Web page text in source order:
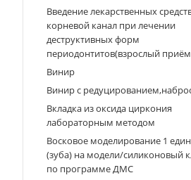
Введение лекарственных
корневой канал при лечении
деструктивных форм
периодонтитов(взрослый
Винир
Винир с
Вкладка из оксида циркония
лабораторным методом
Восковое моделирование 1
(зуба) на модели/силиконовый
по программе ДМС